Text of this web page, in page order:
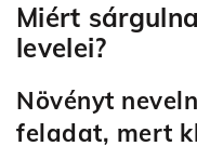
Miért
levelei?
Növényt
feladat, mert